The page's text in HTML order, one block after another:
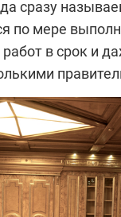
сразу
по мере
в срок и